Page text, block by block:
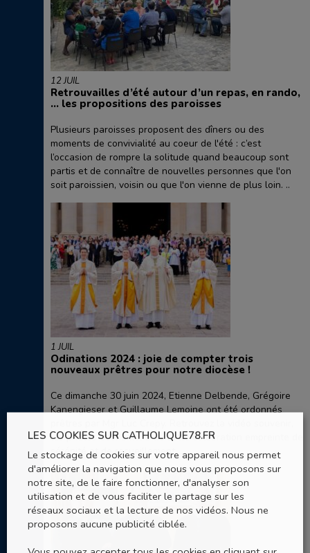
12 JUIL
Retrouvailles d’été autour d’un repas, en rando,
… les propositions des paroisses
Plusieurs paroisses proposent des dîners ou des
moments de convivialité au coeur de l'été : c’est
l’occasion de rompre la solitude quand beaucoup sont
partis et de connaître de nouvelles personnes que l'on
soit paroissien, voisin ou que l'on vienne de plus loin. ..
1 JUIL
Odinations 2024 : joie de compter trois
nouveaux prêtres pour notre diocèse !
Ce dimanche 30 juin 2024, Etienne Delbende, Grégoire
Kanengieser et Guillaume Lemoine ont été ordonnés
les photos et l'homélie de cette célébration empreinte de
sérénité et de recueillement. ..
LES COOKIES SUR CATHOLIQUE78.FR
Le stockage de cookies sur votre appareil nous permet
d'améliorer la navigation que nous vous proposons sur
notre site, de le faire fonctionner, d'analyser son
utilisation et de vous faciliter le partage sur les
réseaux sociaux et la lecture de nos vidéos. Nous ne
proposons aucune publicité ciblée.